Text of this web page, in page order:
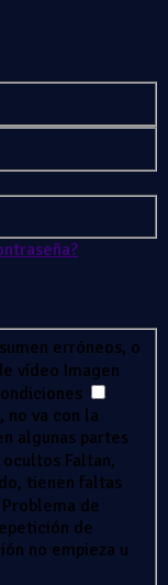
erróneos, o
vídeo Imagen
no va con la
algunas partes
ocultos Faltan,
tienen faltas
Problema de
de
no empieza u